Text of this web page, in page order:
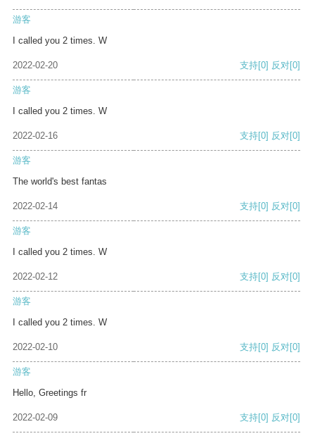
游客
I called you 2 times. W
2022-02-20 支持[0] 反对[0]
游客
I called you 2 times. W
2022-02-16 支持[0] 反对[0]
游客
The world's best fantas
2022-02-14 支持[0] 反对[0]
游客
I called you 2 times. W
2022-02-12 支持[0] 反对[0]
游客
I called you 2 times. W
2022-02-10 支持[0] 反对[0]
游客
Hello, Greetings fr
2022-02-09 支持[0] 反对[0]